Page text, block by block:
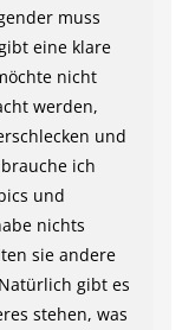
muss
eine klare
nicht
werden,
und
ich
und
nichts
sie andere
gibt es
stehen, was